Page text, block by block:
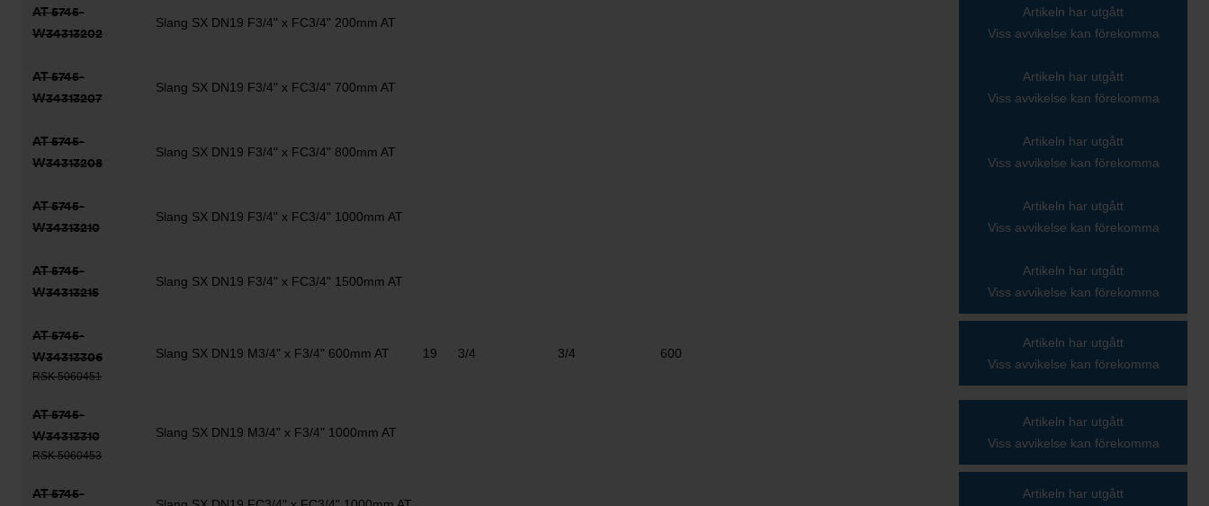
AT 5745-
W34313202
Slang SX DN19 F3/4" x FC3/4" 200mm AT
Artikeln har utgått
Viss avvikelse kan förekomma
AT 5745-
W34313207
Slang SX DN19 F3/4" x FC3/4" 700mm AT
Artikeln har utgått
Viss avvikelse kan förekomma
AT 5745-
W34313208
Slang SX DN19 F3/4" x FC3/4" 800mm AT
Artikeln har utgått
Viss avvikelse kan förekomma
AT 5745-
W34313210
Slang SX DN19 F3/4" x FC3/4" 1000mm AT
Artikeln har utgått
Viss avvikelse kan förekomma
AT 5745-
W34313215
Slang SX DN19 F3/4" x FC3/4" 1500mm AT
Artikeln har utgått
Viss avvikelse kan förekomma
AT 5745-
W34313306
RSK 5060451
Slang SX DN19 M3/4" x F3/4" 600mm AT 19 3/4 3/4 600
Artikeln har utgått
Viss avvikelse kan förekomma
AT 5745-
W34313310
RSK 5060453
Slang SX DN19 M3/4" x F3/4" 1000mm AT
Artikeln har utgått
Viss avvikelse kan förekomma
AT 5745- Artikeln har utgått